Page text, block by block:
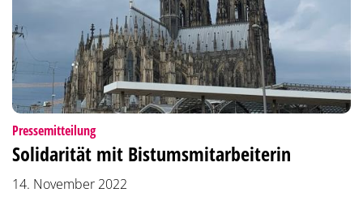
Pressemitteilung:
Solidarität mit Bistumsmitarbeiterin
14. November 2022